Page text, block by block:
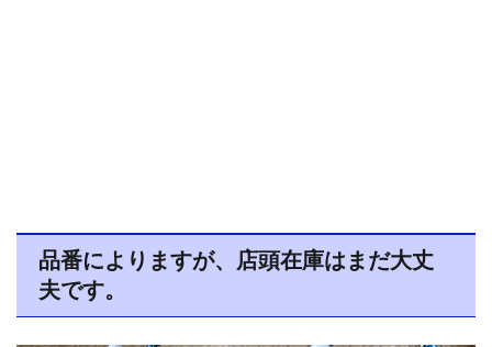
品番によりますが、店頭在庫はまだ大丈
夫です。